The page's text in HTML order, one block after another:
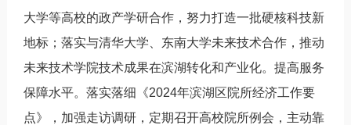
大学等高校的政产学研合作，努力打造一批硬核科技新
地标；落实与清华大学、东南大学未来技术合作，推动
未来技术学院技术成果在滨湖转化和产业化。提高服务
保障水平。落实落细《2024年滨湖区院所经济工作要
点》，加强走访调研，定期召开高校院所例会，主动靠